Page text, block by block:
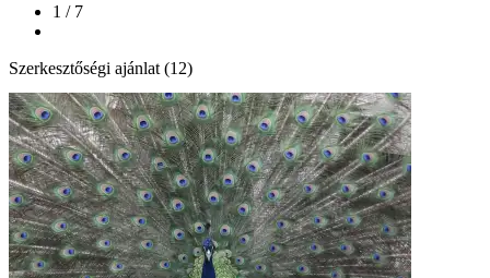
1 / 7
Szerkesztőségi ajánlat (12)